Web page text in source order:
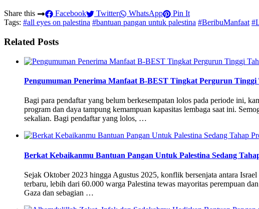
Share this Facebook Twitter WhatsApp
Pin It
Tags: #all eyes on palestina #bantuan pangan untuk palestina #BeribuManfaat
Related Posts
Pengumuman Penerima Manfaat B-BEST Tingkat Pergurun Tinggi
Bagi para pendaftar yang belum berkesempatan lolos pada periode ini,
program dan daya tampung kemampuan kapasitas lembaga saat ini.
sekalian. Bagi pendaftar yang lolos, …
Berkat Kebaikanmu Bantuan Pangan Untuk Palestina Sedang
Sejak Oktober 2023 hingga Agustus 2025, konflik bersenjata antara
terbaru, lebih dari 60.000 warga Palestina tewas mayoritas perempuan
Gaza dan sebagian …